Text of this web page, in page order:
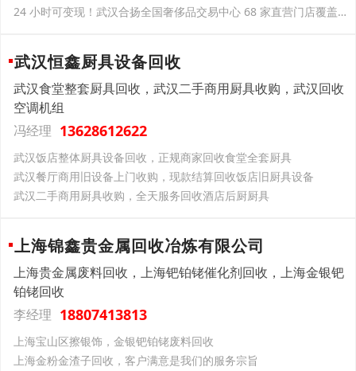
24 小时可变现！武汉合扬全国奢侈品交易中心 68 家直营门店覆盖九大核心城区
武汉恒鑫厨具设备回收
武汉食堂整套厨具回收，武汉二手商用厨具收购，武汉回收
空调机组
冯经理 13628612622
武汉饭店整体厨具设备回收，正规商家回收食堂全套厨具
武汉餐厅商用旧设备上门收购，现款结算回收饭店旧厨具设备
武汉二手商用厨具收购，全天服务回收酒店后厨厨具
上海锦鑫贵金属回收冶炼有限公司
上海贵金属废料回收，上海钯铂铑催化剂回收，上海金银钯
铂铑回收
李经理 18807413813
上海宝山区擦银饰，金银钯铂铑废料回收
上海金粉金渣子回收，客户满意是我们的服务宗旨